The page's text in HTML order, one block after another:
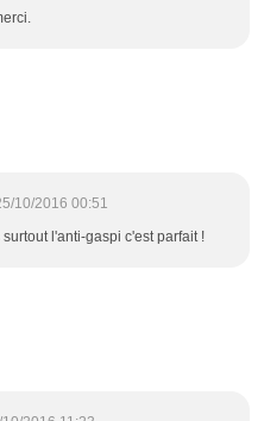
10/2016 00:51
l'anti-gaspi c'est parfait !